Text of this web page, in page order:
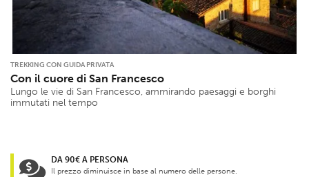
TREKKING CON GUIDA PRIVATA
Con il cuore di San Francesco
Lungo le vie di San Francesco, ammirando paesaggi e borghi
immutati nel tempo
DA 90€ A PERSONA
Il prezzo diminuisce in base al numero delle persone.